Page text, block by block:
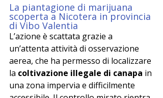
La piantagione di marijuana
scoperta a Nicotera in provincia
di Vibo Valentia
L’azione è scattata grazie a
un’attenta attività di osservazione
aerea, che ha permesso di localizzare
la coltivazione illegale di canapa in
una zona impervia e difficilmente